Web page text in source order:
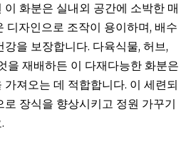
화분은 실내외 공간에 소박한 매
디자인으로 조작이 용이하며, 배수
을 보장합니다. 다육식물, 허브,
을 재배하든 이 다재다능한 화분은
져오는 데 적합합니다. 이 세련되
장식을 향상시키고 정원 가꾸기